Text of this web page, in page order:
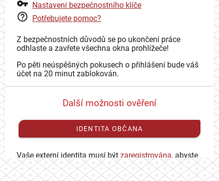
Nastavení bezpečnostního klíče
Potřebujete pomoc?
Z bezpečnostních důvodů se po ukončení práce
odhlaste a zavřete všechna okna prohlížeče!
Po pěti neúspěšných pokusech o přihlášení bude váš
účet na 20 minut zablokován.
Další možnosti ověření
IDENTITA OBČANA
Vaše externí identita musí být zaregistrována, abyste
se mohli přihlásit ke svému CAS účtu.